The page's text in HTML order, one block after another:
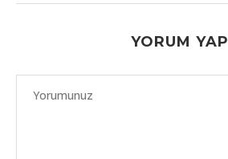
YORUM YAP